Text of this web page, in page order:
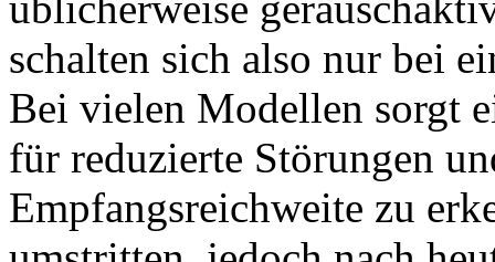
schalten sich also nur bei
Bei vielen Modellen sorgt
für reduzierte Störungen
Empfangsreichweite zu